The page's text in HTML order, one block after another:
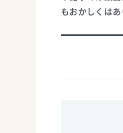
もおかしくは